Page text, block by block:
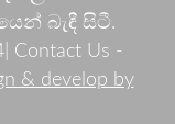
බැඳී සිටී.
Contact Us -
& develop by